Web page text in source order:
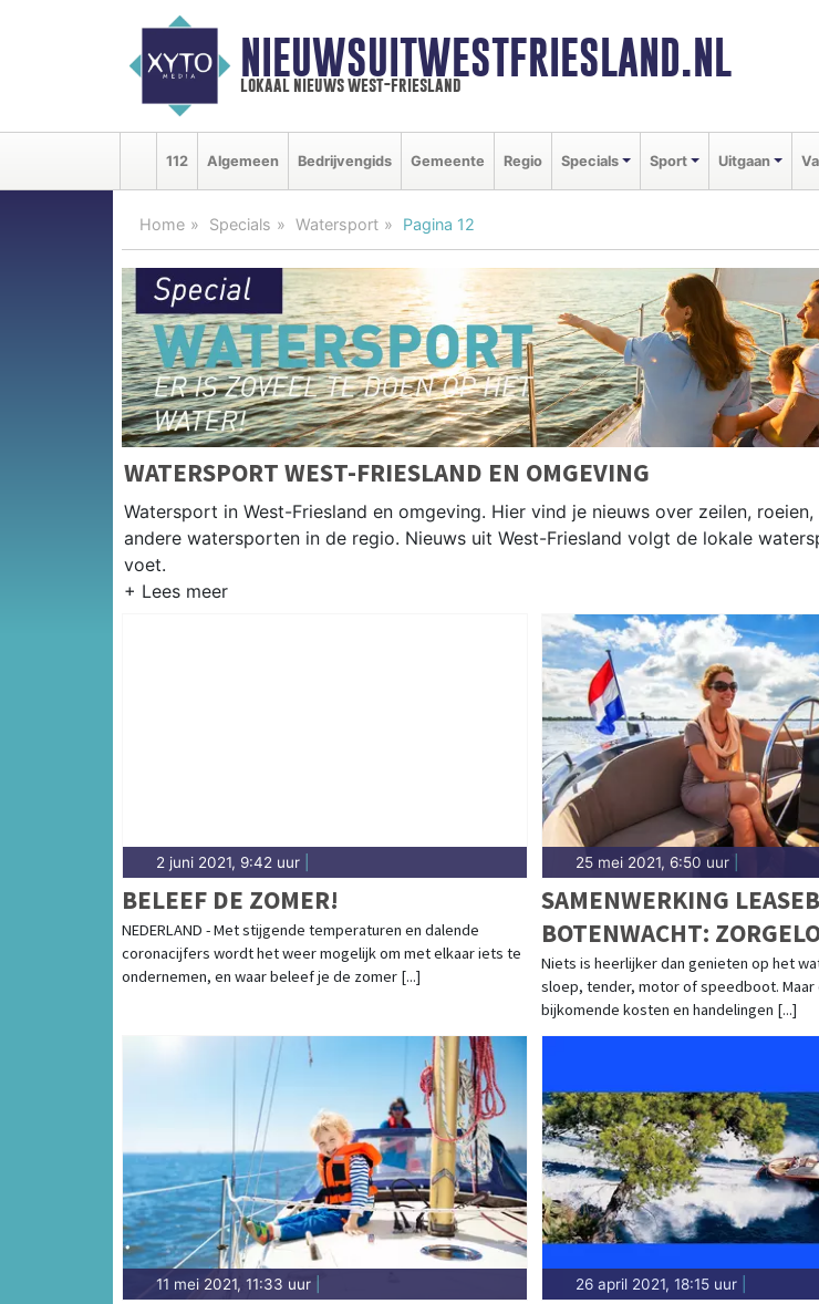
NIEUWSUITWESTFRIESLAND.NL
lokaal nieuws west-friesland
112 Algemeen Bedrijvengids Gemeente Regio Specials Sport Uitgaan
Home Specials Watersport Pagina 12
WATERSPORT WEST-FRIESLAND EN OMGEVING
Watersport in West-Friesland en omgeving. Hier vind je nieuws over zeilen,
andere watersporten in de regio. Nieuws uit West-Friesland volgt de lokale
voet.
2 juni 2021, 9:42 uur
BELEEF DE ZOMER!
NEDERLAND - Met stijgende temperaturen en dalende
coronacijfers wordt het weer mogelijk om met elkaar iets te
ondernemen, en waar beleef je de zomer [...]
25 mei 2021, 6:50 uur|
SAMENWERKING
BOTENWACHT:
VOOR EEN VAST
MAAND
Niets is heerlijker dan genieten op het
sloep, tender, motor of speedboot. Maar
bijkomende kosten en handelingen [...]
11 mei 2021, 11:33 uur 26 april 2021, 18:15 uur|